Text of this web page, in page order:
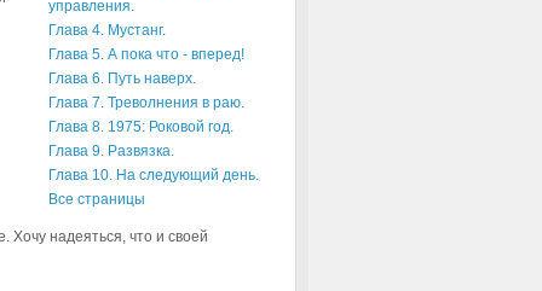
управления.
Глава 4. Мустанг.
Глава 5. А пока что - вперед!
Глава 6. Путь наверх.
Глава 7. Треволнения в раю.
Глава 8. 1975: Роковой год.
Глава 9. Развязка.
Глава 10. На следующий день.
Все страницы
Хочу надеяться, что и своей